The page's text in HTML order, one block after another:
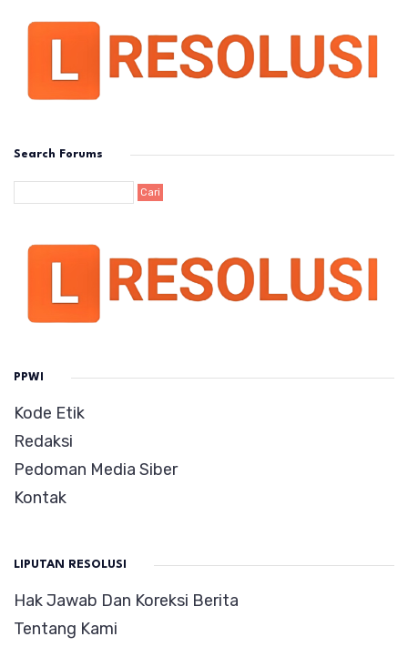
Search Forums
PPWI
Kode Etik
Redaksi
Pedoman Media Siber
Kontak
LIPUTAN RESOLUSI
Hak Jawab Dan Koreksi Berita
Tentang Kami